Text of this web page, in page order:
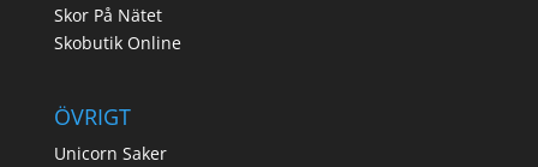
Skor På Nätet
Skobutik Online
ÖVRIGT
Unicorn Saker